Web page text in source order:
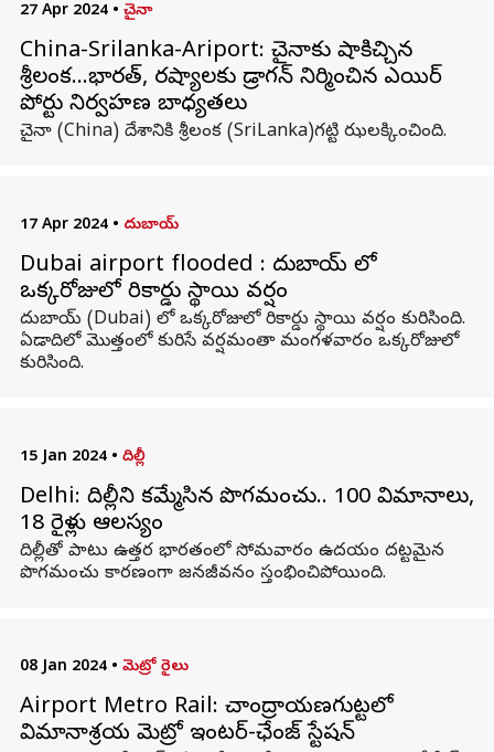
27 Apr 2024 • చైనా
China-Srilanka-Ariport: చైనాకు షాకిచ్చిన
శ్రీలంక...భారత్​, రష్యాలకు డ్రాగన్ నిర్మించిన ఎయిర్
పోర్టు నిర్వహణ బాధ్యతలు
చైనా (China) దేశానికి శ్రీలంక (SriLanka)గట్టి ఝలక్కించింది.
17 Apr 2024 • దుబాయ్
Dubai airport flooded : దుబాయ్ లో
ఒక్కరోజులో రికార్డు స్థాయి వర్షం
దుబాయ్ (Dubai) లో ఒక్కరోజులో రికార్డు స్థాయి వర్షం కురిసింది.
ఏడాదిలో మొత్తంలో కురిసే వర్షమంతా మంగళవారం ఒక్కరోజులో
కురిసింది.
15 Jan 2024 • దిల్లీ
Delhi: దిల్లీని కమ్మేసిన పొగమంచు.. 100 విమానాలు,
18 రైళ్లు ఆలస్యం
దిల్లీతో పాటు ఉత్తర భారతంలో సోమవారం ఉదయం దట్టమైన
పొగమంచు కారణంగా జనజీవనం స్తంభించిపోయింది.
08 Jan 2024 • మెట్రో రైలు
Airport Metro Rail: చాంద్రాయణగుట్టలో
విమానాశ్రయ మెట్రో ఇంటర్-ఛేంజ్ స్టేషన్‌